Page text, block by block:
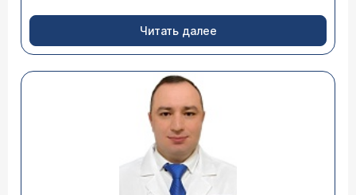
Читать далее